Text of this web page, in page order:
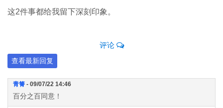
这2件事都给我留下深刻印象。
评论
查看最新回复
青箐 - 09/07/22 14:46
百分之百同意！